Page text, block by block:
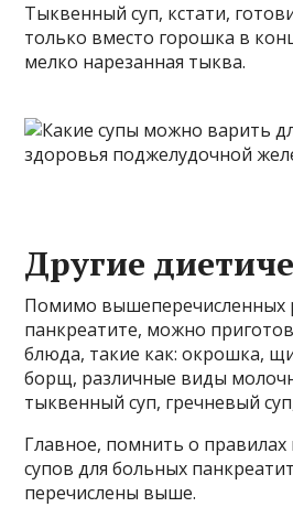
Тыквенный суп, кстати,
только вместо горошка в
мелко нарезанная тыква.
Другие
Помимо вышеперечисленных
панкреатите, можно
блюда, такие как: окрошка,
борщ, различные виды
тыквенный суп, гречневый
Главное, помнить о правилах
супов для больных
перечислены выше.